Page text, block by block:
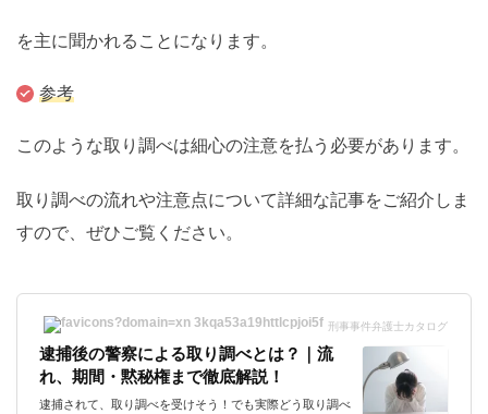
を主に聞かれることになります。
参考
このような取り調べは細心の注意を払う必要があります。
取り調べの流れや注意点について詳細な記事をご紹介しま
すので、ぜひご覧ください。
刑事事件弁護士カタログ
逮捕後の警察による取り調べとは？｜流
れ、期間・黙秘権まで徹底解説！
逮捕されて、取り調べを受けそう！でも実際どう取り調べ